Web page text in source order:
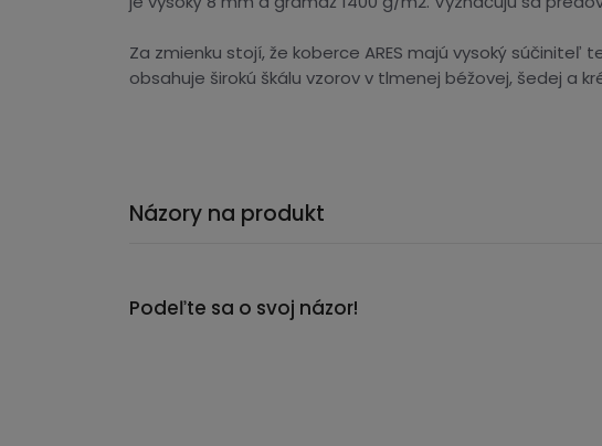
Za zmienku stojí, že koberce ARES majú vysoký
obsahuje širokú škálu vzorov v tlmenej béžovej, šedej a
Názory na produkt
Podeľte sa o svoj názor!